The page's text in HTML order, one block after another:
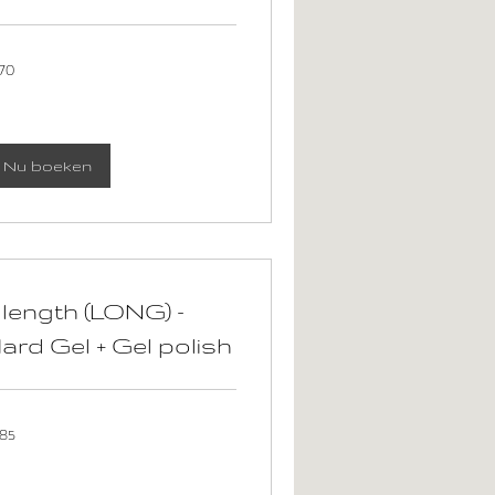
Nu boeken
length (LONG) -
Gel + Gel polish